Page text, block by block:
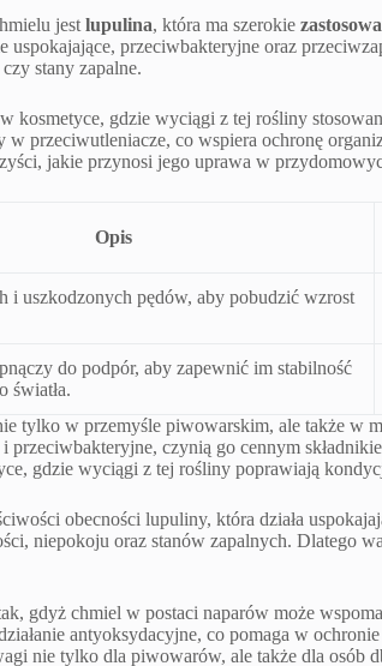
jest lupulina, która ma szerokie
uspokajające, przeciwbakteryjne oraz
stany zapalne.
kosmetyce, gdzie wyciągi z tej rośliny
w przeciwutleniacze, co wspiera ochronę
jakie przynosi jego uprawa w
Opis
i uszkodzonych pędów, aby pobudzić wzrost
do podpór, aby zapewnić im stabilność
światła.
tylko w przemyśle piwowarskim, ale także w
przeciwbakteryjne, czynią go cennym
gdzie wyciągi z tej rośliny poprawiają
obecności lupuliny, która działa
niepokoju oraz stanów zapalnych. Dlatego
gdyż chmiel w postaci naparów może
antyoksydacyjne, co pomaga w
nie tylko dla piwowarów, ale także dla osób